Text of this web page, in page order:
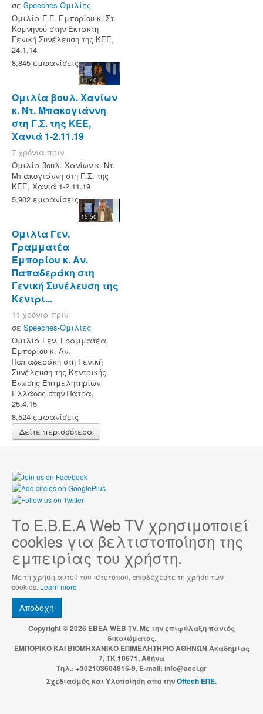
σε Speeches-Ομιλίες
Ομιλία Γ.Γ. Εμπορίου κ. Στ.
Κομνηνού στην Έκτακτη
Γενική Συνέλευση της ΚΕΕ,
24.1.14
8,845 εμφανίσεις
11:40
Ομιλία βουλ. Χανίων
κ. Ντ. Μπακογιάννη
στη Γ.Σ. της ΚΕΕ,
Χανιά 1-2.11.19
7 χρόνια πριν
Ομιλία βουλ. Χανίων κ. Ντ.
Μπακογιάννη στη Γ.Σ. της
ΚΕΕ, Χανιά 1-2.11.19
5,902 εμφανίσεις
15:50
Ομιλία Γεν.
Γραμματέα
Εμπορίου κ. Αν.
Παπαδεράκη στη
Γενική Συνέλευση της
Κεντρι...
11 χρόνια πριν
σε Speeches-Ομιλίες
Ομιλία Γεν. Γραμματέα
Εμπορίου κ. Αν.
Παπαδεράκη στη Γενική
Συνέλευση της Κεντρικής
Ένωσης Επιμελητηρίων
Ελλάδος στην Πάτρα,
25.4.15
8,524 εμφανίσεις
Δείτε περισσότερα
Το Ε.Β.Ε.Α Web TV χρησιμοποιεί
cookies για βελτιστοποίηση της
εμπειρίας του χρήστη.
Με τη χρήση αυτού του ιστοτόπου, αποδέχεστε τη χρήση των
cookies. Learn more
Αποδοχή
Copyright © 2026 EBEA WEB TV. Με την επιφύλαξη παντός
δικαιώματος.
ΕΜΠΟΡΙΚΟ ΚΑΙ ΒΙΟΜΗΧΑΝΙΚΟ ΕΠΙΜΕΛΗΤΗΡΙΟ ΑΘΗΝΩΝ Ακαδημίας
7, ΤΚ 10671, Αθήνα
Τηλ.: +302103604815-9, E-mail: info@acci.gr
Σχεδιασμός και Υλοποίηση απο τηνOftech ΕΠΕ.